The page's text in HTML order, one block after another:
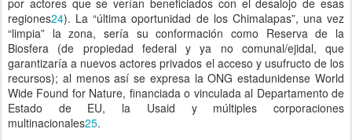
por actores que se verían beneficiados con el desalojo de esas
regiones24). La “última oportunidad de los Chimalapas”, una vez
“limpia” la zona, sería su conformación como Reserva de la
Biosfera (de propiedad federal y ya no comunal/ejidal, que
garantizaría a nuevos actores privados el acceso y usufructo de los
recursos); al menos así se expresa la ONG estadunidense World
Wide Found for Nature, financiada o vinculada al Departamento de
Estado de EU, la Usaid y múltiples corporaciones
multinacionales25.